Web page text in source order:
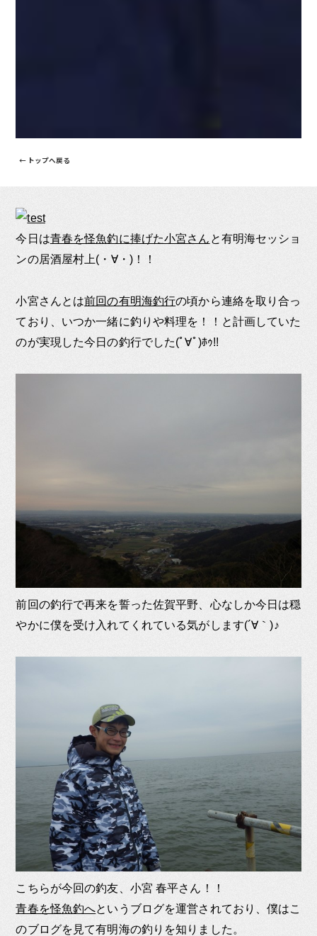
← トップへ戻る
今日は青春を怪魚釣に捧げた小宮さん と有明海セッショ
ンの居酒屋村上(・∀・)！！
小宮さんとは前回の有明海釣行の頃から連絡を取り合っ
ており、いつか一緒に釣りや料理を！！と計画していた
のが実現した今日の釣行でした(ﾟ∀ﾟ)ﾎｩ!!
前回の釣行で再来を誓った佐賀平野、心なしか今日は穏
やかに僕を受け入れてくれている気がします(´∀｀)♪
こちらが今回の釣友、小宮 春平さん！！
青春を怪魚釣へというブログを運営されており、僕はこ
のブログを見て有明海の釣りを知りました。